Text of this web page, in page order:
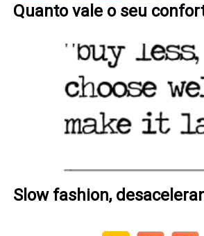
Quanto vale o seu
Slow fashion,